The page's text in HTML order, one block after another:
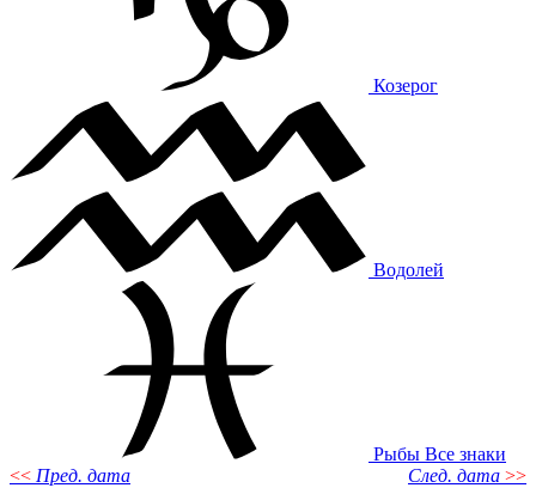
Козерог
Водолей
Рыбы Все знаки
<< Пред. дата След. дата >>